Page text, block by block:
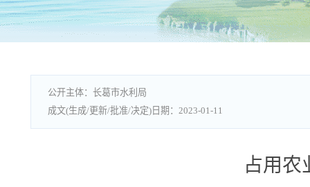
长葛市水利局
2023-01-11
占用农